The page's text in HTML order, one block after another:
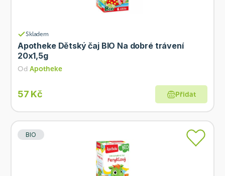
Skladem
Apotheke Dětský čaj BIO Na dobré trávení
20x1,5g
Od Apotheke
57 Kč Přidat
BIO